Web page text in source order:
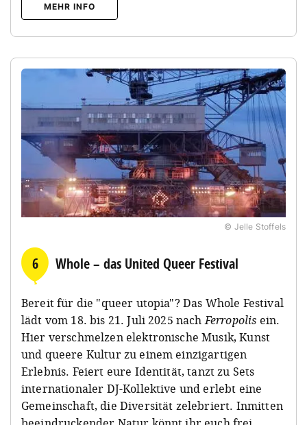
MEHR INFO
© Jelle Stoffels
6 Whole – das United Queer Festival
Bereit für die "queer utopia"? Das Whole Festival
lädt vom 18. bis 21. Juli 2025 nachFerropolis ein.
Hier verschmelzen elektronische Musik, Kunst
und queere Kultur zu einem einzigartigen
Erlebnis. Feiert eure Identität, tanzt zu Sets
internationaler DJ-Kollektive und erlebt eine
Gemeinschaft, die Diversität zelebriert. Inmitten